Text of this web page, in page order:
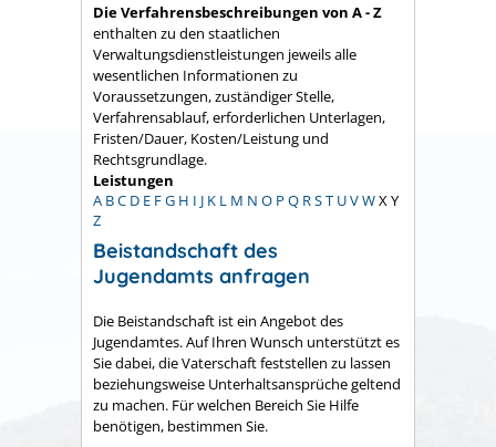
Die Verfahrensbeschreibungen von A - Z
enthalten zu den staatlichen
Verwaltungsdienstleistungen jeweils alle
wesentlichen Informationen zu
Voraussetzungen, zuständiger Stelle,
Verfahrensablauf, erforderlichen Unterlagen,
Fristen/Dauer, Kosten/Leistung und
Rechtsgrundlage.
Leistungen
A BC D E FG H I J K L M N O P Q RST UVWX Y
Z
Beistandschaft des
Jugendamts anfragen
Die Beistandschaft ist ein Angebot des
Jugendamtes. Auf Ihren Wunsch unterstützt es
Sie dabei, die Vaterschaft feststellen zu lassen
beziehungsweise Unterhaltsansprüche geltend
zu machen. Für welchen Bereich Sie Hilfe
benötigen, bestimmen Sie.